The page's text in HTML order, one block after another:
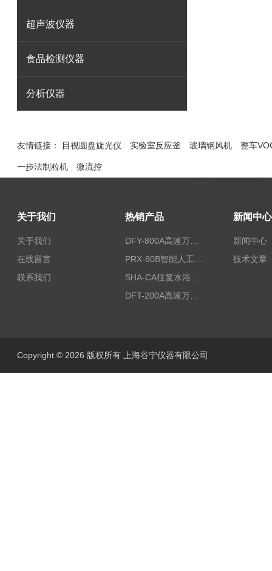
超声波仪器
食品检测仪器
分析仪器
友情链接： 目视圆盘旋光仪 实验室反应釜 玻璃钢风机 整车
一步法制粒机 微流控
关于我们
关于我们
在线留言
联系我们
热销产品 新闻中心
新闻中心
技术文章
Copyright © 2026 版权所有 上海谷宁仪器有限公司